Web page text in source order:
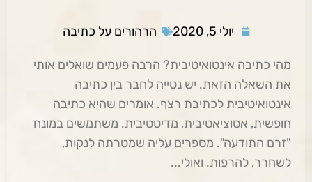
יולי 5, 2020 הרהורים על כתיבה
מהי כתיבה אינטואיטיבית? הרבה פעמים שואלים אותי
את השאלה הזאת. יש נטייה לחבר בין כתיבה
אינטואיטיבית לכתיבת רצף. אומרים שהיא כתיבה
חופשית, אסוציאטיבית, מדיטטיבית. משתמשים במונח
"זרם התודעה". מספרים עליה שמטרתה לנקות,
לשחרר, להרפות. ואולי...